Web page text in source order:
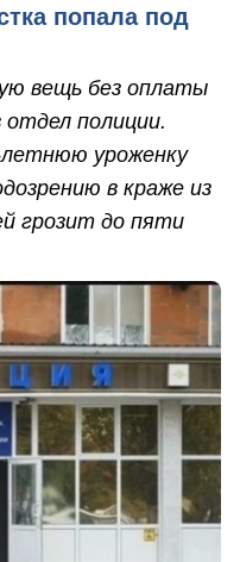
попала под
вещь без оплаты
полиции.
уроженку
в краже из
грозит до пяти